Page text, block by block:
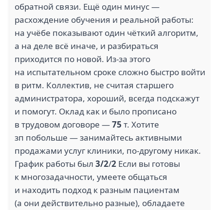
обратной связи. Ещё один минус —
расхождение обучения и реальной работы:
на учёбе показывают один чёткий алгоритм,
а на деле всё иначе, и разбираться
приходится по новой. Из‑за этого
на испытательном сроке сложно быстро войти
в ритм. Коллектив, не считая старшего
администратора, хороший, всегда подскажут
и помогут. Оклад как и было прописано
в трудовом договоре —75 т. Хотите
зп побольше — занимайтесь активными
продажами услуг клиники, по-другому никак.
График работы был 3/2/2 Если вы готовы
к многозадачности, умеете общаться
и находить подход к разным пациентам
(а они действительно разные), обладаете